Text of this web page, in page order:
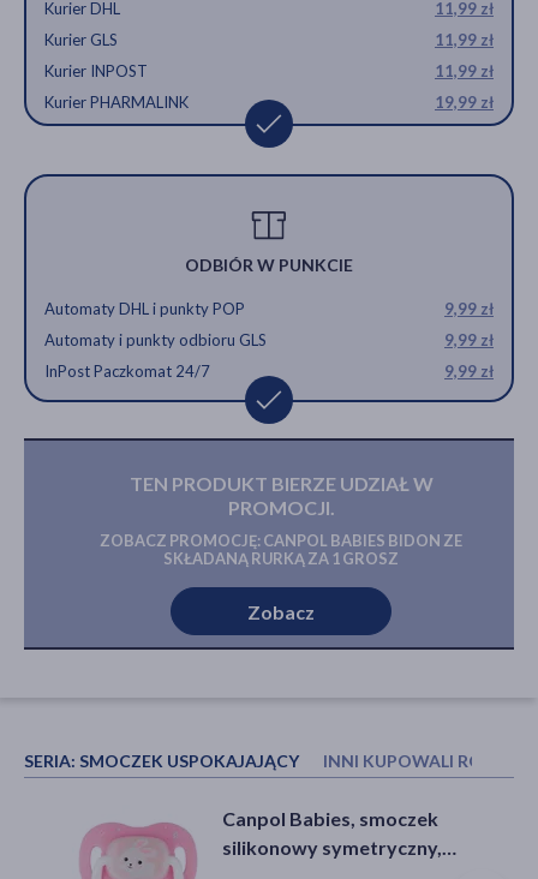
Kurier DHL
11,99 zł
Kurier GLS
11,99 zł
Kurier INPOST
11,99 zł
Kurier PHARMALINK
19,99 zł
ODBIÓR W PUNKCIE
Automaty DHL i punkty POP
9,99 zł
Automaty i punkty odbioru GLS
9,99 zł
InPost Paczkomat 24/7
9,99 zł
TEN PRODUKT BIERZE UDZIAŁ W
PROMOCJI.
ZOBACZ PROMOCJĘ: CANPOL BABIES BIDON ZE
SKŁADANĄ RURKĄ ZA 1 GROSZ
Zobacz
SERIA: SMOCZEK USPOKAJAJĄCY INNI KUPOWALI RÓWNIEŻ
Bella Mamma, podkłady
higieniczne, poporodowe, 10 szt.
Canpol Babies, smoczek
silikonowy symetryczny,